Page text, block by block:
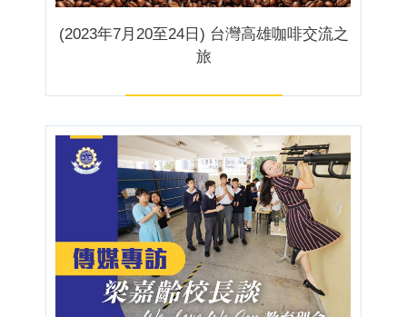
(2023年7月20至24日) 台灣高雄咖啡交流之
旅